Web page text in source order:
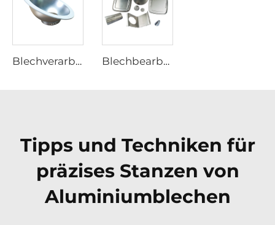
Blechverarbeitungsdienst für kundenspezifische Edelstahl-Lunchboxen oder Tablettgehäuse, Premium-Produktkategorie Blechbearbeitungsdienst, kundenspezifische Edelstahl-Lunchbox oder Tablettgehäuse
Tipps und Techniken für
präzises Stanzen von
Aluminiumblechen